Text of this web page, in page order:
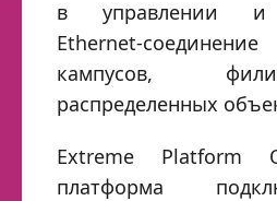
в управлении и
Ethernet-
кампусов,
распределенных
Extreme
платформа